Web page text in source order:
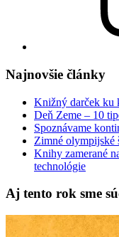
Najnovšie články
Knižný darček ku
Deň Zeme – 10
Spoznávame
Zimné olympijské
Knihy zamerané
technológie
Aj tento rok sme